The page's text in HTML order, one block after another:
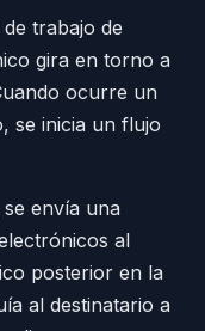
trabajo de
gira en torno a
ocurre un
se inicia un flujo
envía una
al
posterior en la
al destinatario a